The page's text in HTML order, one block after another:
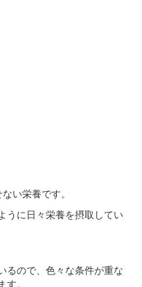
い栄養です。
うに日々栄養を摂取してい
るので、色々な条件が重な
。